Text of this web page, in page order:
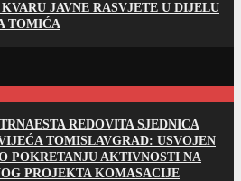
JAVNE RASVJETE U DIJELU
TOMIĆA
REDOVITA SJEDNICA
TOMISLAVGRAD: USVOJEN
POKRETANJU AKTIVNOSTI NA
PROJEKTA KOMASACIJE